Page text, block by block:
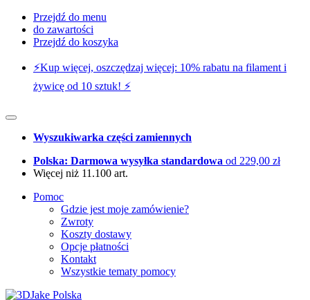
Przejdź do menu
do zawartości
Przejdź do koszyka
⚡️Kup więcej, oszczędzaj więcej: 10% rabatu na filament i
żywicę od 10 sztuk! ⚡️
Wyszukiwarka części zamiennych
Polska: Darmowa wysyłka standardowa od 229,00 zł
Więcej niż 11.100 art.
Pomoc
Gdzie jest moje zamówienie?
Zwroty
Koszty dostawy
Opcje płatności
Kontakt
Wszystkie tematy pomocy